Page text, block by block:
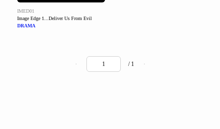
IMED01
Image Edge 1...Deliver Us From Evil
DRAMA
/ 1